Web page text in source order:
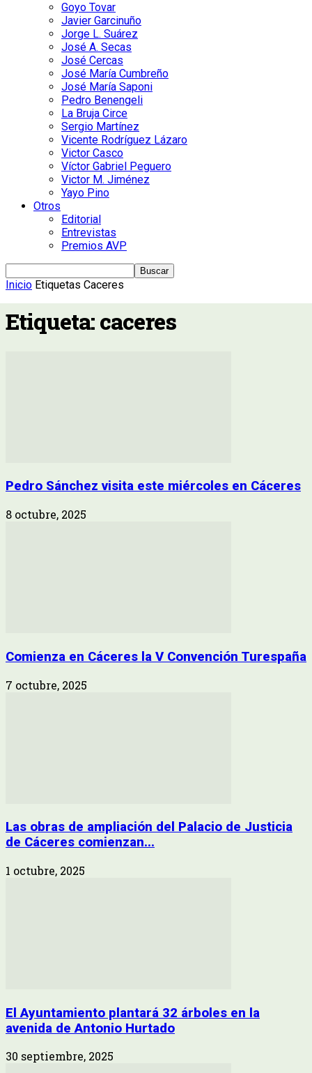
Goyo Tovar
Javier Garcinuño
Jorge L. Suárez
José A. Secas
José Cercas
José María Cumbreño
José María Saponi
Pedro Benengeli
La Bruja Circe
Sergio Martínez
Vicente Rodríguez Lázaro
Victor Casco
Víctor Gabriel Peguero
Victor M. Jiménez
Yayo Pino
Otros
Editorial
Entrevistas
Premios AVP
Inicio Etiquetas Caceres
Etiqueta: caceres
Pedro Sánchez visita este miércoles en Cáceres
8 octubre, 2025
Comienza en Cáceres la V Convención Turespaña
7 octubre, 2025
Las obras de ampliación del Palacio de Justicia
de Cáceres comienzan...
1 octubre, 2025
El Ayuntamiento plantará 32 árboles en la
avenida de Antonio Hurtado
30 septiembre, 2025